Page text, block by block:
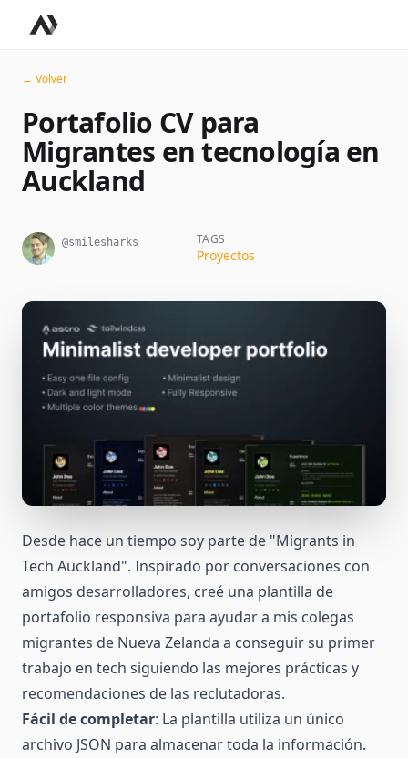
← Volver
Portafolio CV para
Migrantes en tecnología en
Auckland
@smilesharks TAGS
Proyectos
Desde hace un tiempo soy parte de "Migrants in
Tech Auckland". Inspirado por conversaciones con
amigos desarrolladores, creé una plantilla de
portafolio responsiva para ayudar a mis colegas
migrantes de Nueva Zelanda a conseguir su primer
trabajo en tech siguiendo las mejores prácticas y
recomendaciones de las reclutadoras.
Fácil de completar: La plantilla utiliza un único
archivo JSON para almacenar toda la información.